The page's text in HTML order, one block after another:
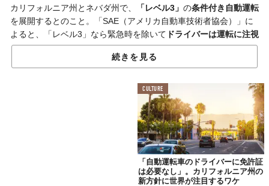
カリフォルニア州とネバダ州で、 「レベル3」 の条件付き自動運転
を展開するとのこと。「SAE（アメリカ自動車技術者協会）」に
よると、「レベル3」なら緊急時を除いて ドライバーは運転に注視
する必要がないという。
続きを見る
CULTURE
「自動運転車のドライバーに免許証
は必要なし」。カリフォルニア州の
新方針に世界が注目するワケ